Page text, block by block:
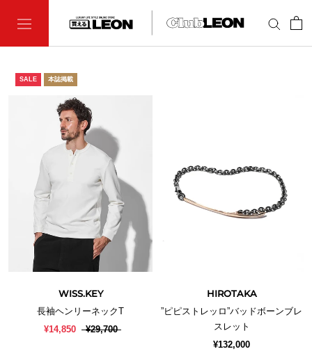
SALE 本誌掲載
WISS.KEY
長袖ヘンリーネックT
¥14,850
¥29,700
HIROTAKA
”ピピストレッロ”バッドボーンブレ
スレット
¥132,000